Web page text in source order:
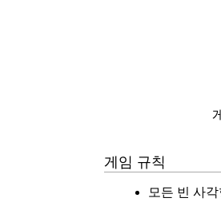
게임 규칙
모든 빈 사